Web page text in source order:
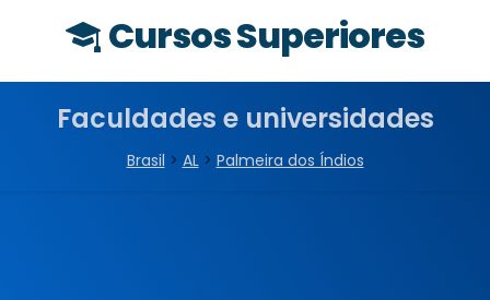
Cursos Superiores
Faculdades e universidades
Brasil > AL> Palmeira dos Índios